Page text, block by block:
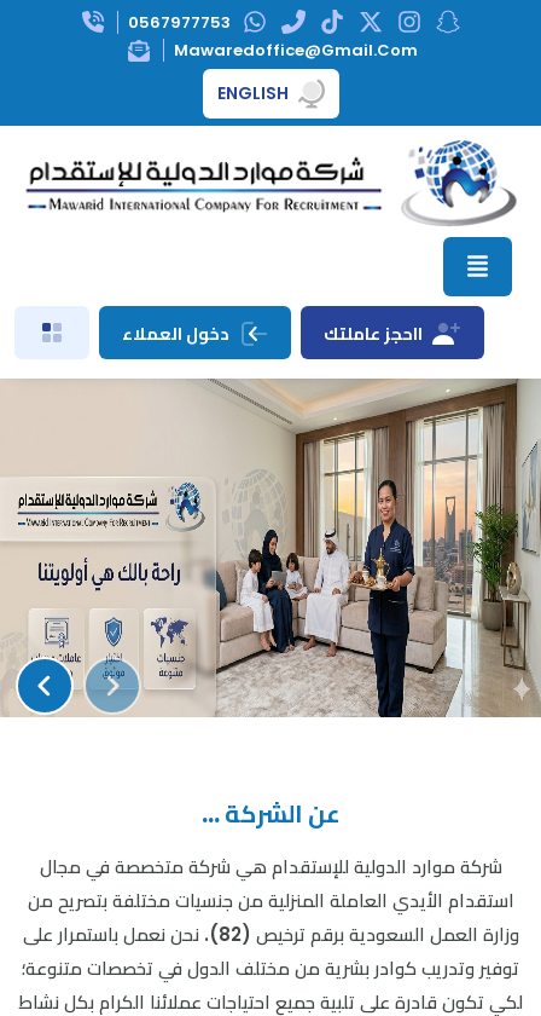
0567977753
Mawaredoffice@gmail.com
ENGLISH
ااحجز عاملتك دخول العملاء
عن الشركة ...
شركة موارد الدولية للإستقدام هي شركة متخصصة في مجال
استقدام الأيدي العاملة المنزلية من جنسيات مختلفة بتصريح من
وزارة العمل السعودية برقم ترخيص (82). نحن نعمل باستمرار على
توفير وتدريب كوادر بشرية من مختلف الدول في تخصصات متنوعة؛
لكي تكون قادرة على تلبية جميع احتياجات عملائنا الكرام بكل نشاط